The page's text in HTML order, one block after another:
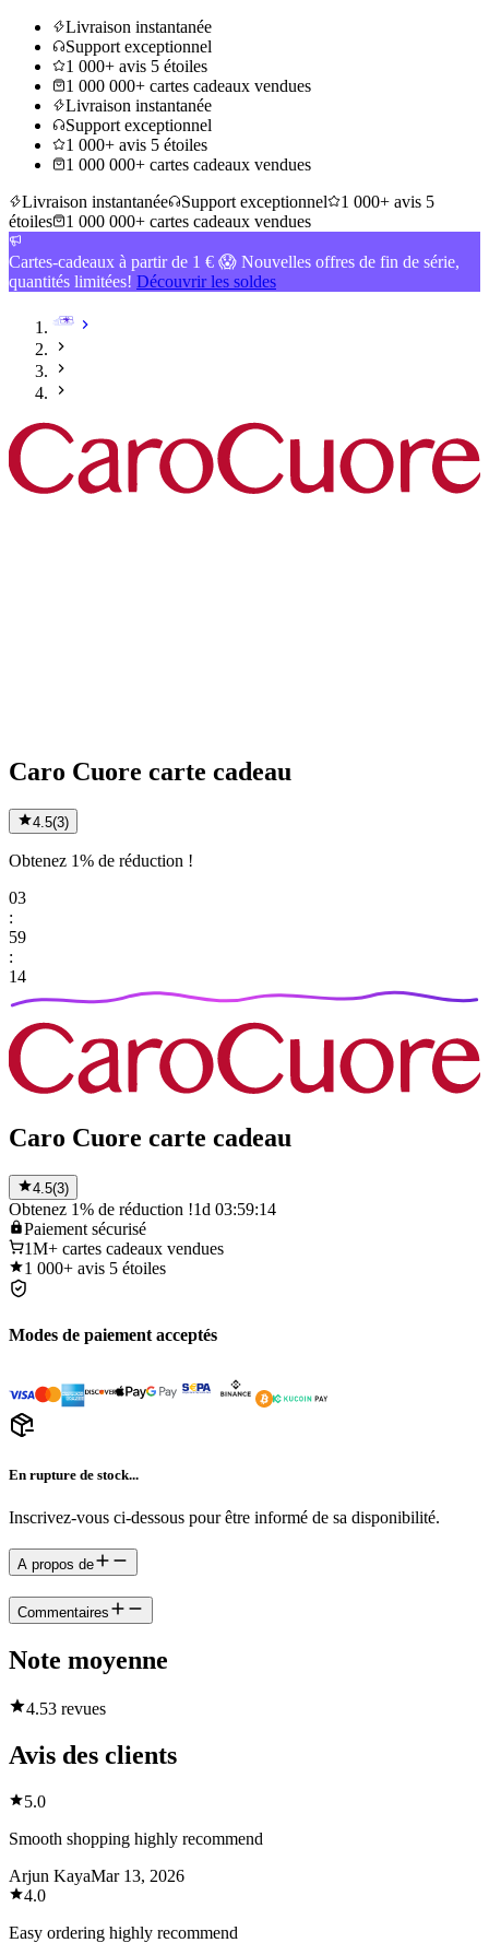
Livraison instantanée
Support exceptionnel
1 000+ avis 5 étoiles
1 000 000+ cartes cadeaux vendues
Livraison instantanée
Support exceptionnel
1 000+ avis 5 étoiles
1 000 000+ cartes cadeaux vendues
Livraison instantanée
Support exceptionnel
1 000+ avis 5
étoiles
1 000 000+ cartes cadeaux vendues
Cartes-cadeaux à partir de 1 € 😱 Nouvelles offres de fin de série,
quantités limitées! Découvrir les soldes
Caro Cuore carte cadeau
4.5(3)
Obtenez 1% de réduction !
03
:
59
:
14
Caro Cuore carte cadeau
4.5(3)
Obtenez 1% de réduction !1d 03:59:14
Paiement sécurisé
1M+ cartes cadeaux vendues
1 000+ avis 5 étoiles
Modes de paiement acceptés
En rupture de stock...
Inscrivez-vous ci-dessous pour être informé de sa disponibilité.
A propos de
Commentaires
Note moyenne
4.53 revues
Avis des clients
5.0
Smooth shopping highly recommend
Arjun KayaMar 13, 2026
4.0
Easy ordering highly recommend